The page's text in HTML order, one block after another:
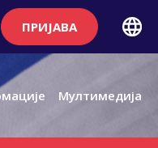
ПРИЈАВА
Мултимедија